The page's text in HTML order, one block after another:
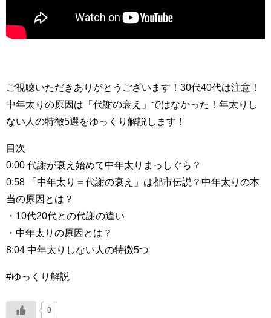
ご視聴いただきありがとうございます！30代40代は注意！
中年太りの原因は「代謝の衰え」ではなかった！年太りし
ない人の特徴5選をゆっくり解説します！
目次
0:00 代謝が衰え始めて中年太りまっしぐら？
0:58 「中年太り＝代謝の衰え」は都市伝説？中年太りの本
当の原因とは？
・10代20代との代謝の違い
・中年太りの原因とは？
8:04 中年太りしない人の特徴5つ
#ゆっくり解説
0